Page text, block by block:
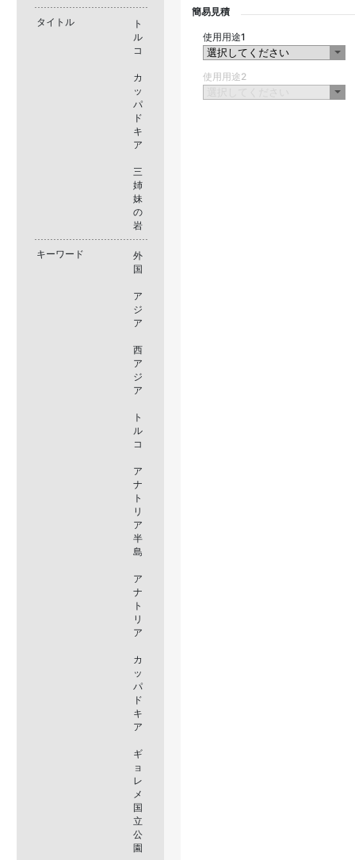
タイトル
ト
ル
コ
カ
ッ
パ
ド
キ
ア
三
姉
妹
の
岩
キーワード
外
国
ア
ジ
ア
西
ア
ジ
ア
ト
ル
コ
ア
ナ
ト
リ
ア
半
島
ア
ナ
ト
リ
ア
カ
ッ
パ
ド
キ
ア
ギ
ョ
レ
メ
国
立
公
園
簡易見積
使用用途1
使用用途2